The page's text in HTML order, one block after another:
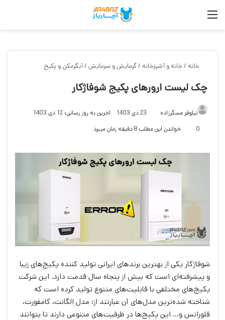
منو
خانه / خانه و آشپزخانه /گرمایش و سرمایش /آبگرمکن و پکیج
چک لیست ارورهای پکیج شوفاژکار
نیلوفر مسگرزاده 23 دی 1403
آخرین به روز رسانی: 12 دی 1403
0
خواندن این مطلب 8 دقیقه زمان میبرد
شوفاژکار یکی از بهترین برند‌های ایرانی تولید کننده پکیج‌های زیبا
و پیشرفته‌ای است که بیش از پنجاه سال قدمت دارد. این شرکت
پکیج‌های مختلفی با قابلیت‌های متنوع تولید کرده است که
شناخته شده‌ترین مدل‌های آن عبارتند از: مدل الگانت، کامفورت،
فلورانس و… این پکیج‌ها در ظرفیت‌های متنوعی دارند تا بتوانند